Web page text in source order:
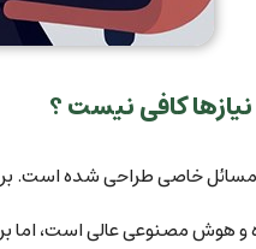
کافی نیست ؟
مسائل خاصی طراحی شده است.